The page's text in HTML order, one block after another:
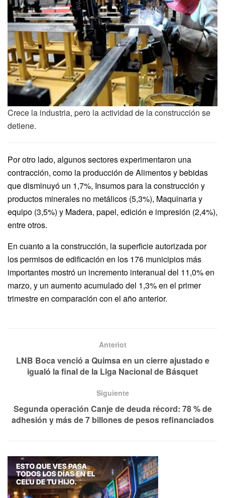
Crece la industria, pero la actividad de la construcción se
detiene.
Por otro lado, algunos sectores experimentaron una
contracción, como la producción de Alimentos y bebidas
que disminuyó un 1,7%, Insumos para la construcción y
productos minerales no metálicos (5,3%), Maquinaria y
equipo (3,5%) y Madera, papel, edición e impresión (2,4%),
entre otros.
En cuanto a la construcción, la superficie autorizada por
los permisos de edificación en los 176 municipios más
importantes mostró un incremento interanual del 11,0% en
marzo, y un aumento acumulado del 1,3% en el primer
trimestre en comparación con el año anterior.
Anteriot
LNB Boca venció a Quimsa en un cierre ajustado e
igualó la final de la Liga Nacional de Básquet
Siguiente
Segunda operación Canje de deuda récord: 78 % de
adhesión y más de 7 billones de pesos refinanciados